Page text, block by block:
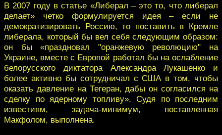
В 2007 году в статье «Либерал – это то, что либерал
делает» четко формулируется идея – если не
демократизировать Россию, то поставить в Кремле
либерала, который бы вел себя следующим образом:
он бы «праздновал "оранжевую революцию" на
Украине, вместе с Европой работал бы на ослабление
белорусского диктатора Александра Лукашенко и
более активно бы сотрудничал с США в том, чтобы
оказать давление на Тегеран, дабы он согласился на
сделку по ядерному топливу». Судя по последним
известиям, задача-минимум, поставленная
Макфолом, выполнена.